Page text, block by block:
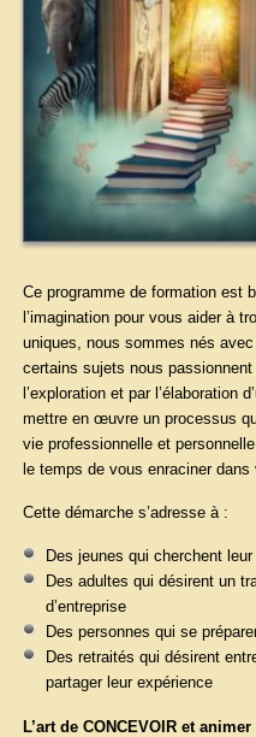
Ce programme de formation est
l’imagination pour vous aider à
uniques, nous sommes nés
certains sujets nous passionnent
l’exploration et par l’élaboration
mettre en œuvre un processus
vie professionnelle et
le temps de vous enraciner
Cette démarche s’adresse à :
Des jeunes qui cherchent
Des adultes qui désirent un
d’entreprise
Des personnes qui se
Des retraités qui désirent
partager leur expérience
L’art de CONCEVOIR et